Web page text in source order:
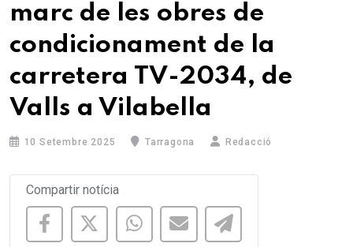
marc de les obres de
condicionament de la
carretera TV-2034, de
Valls a Vilabella
10 Setembre 2025 Tarragona Redacció
Compartir notícia